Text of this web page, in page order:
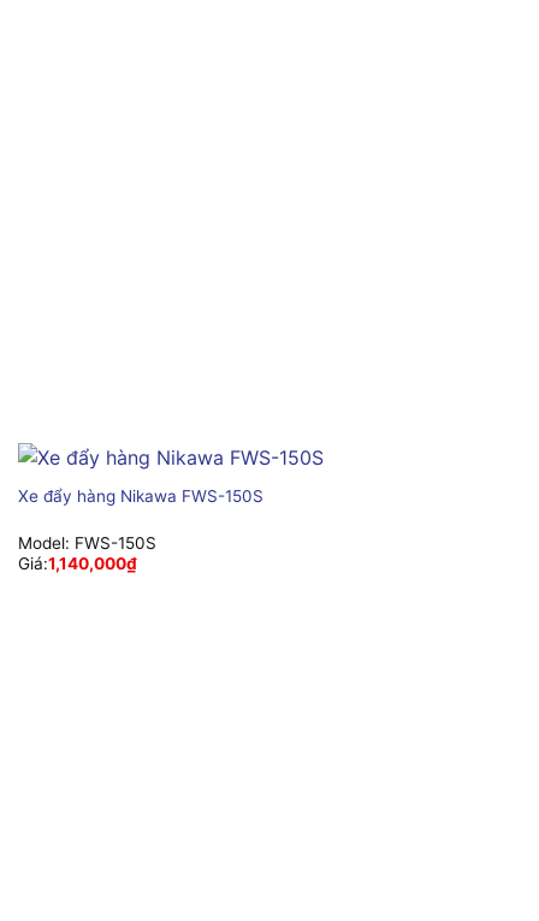
Xe đẩy hàng Nikawa FWS-150S
Model: FWS-150S
Giá:1,140,000₫